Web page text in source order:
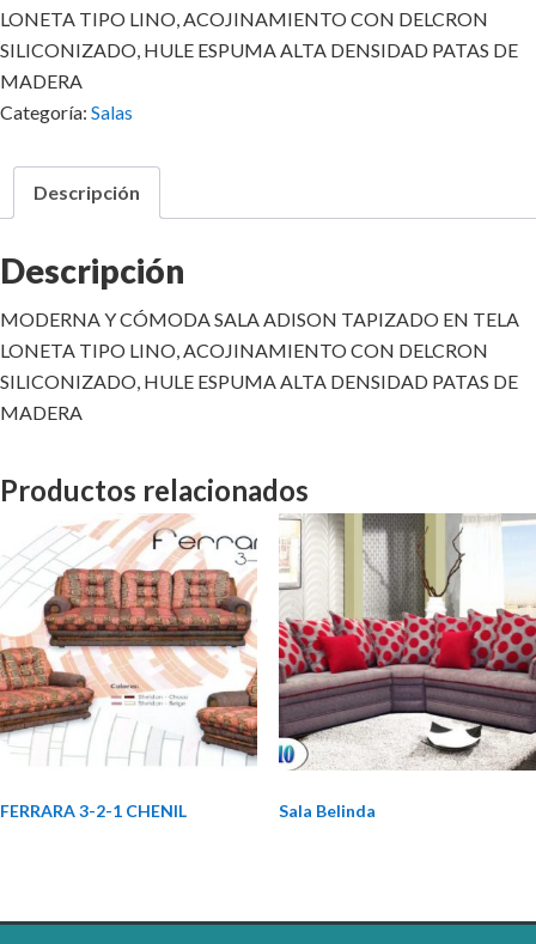
LONETA TIPO LINO, ACOJINAMIENTO CON DELCRON
SILICONIZADO, HULE ESPUMA ALTA DENSIDAD PATAS DE
MADERA
Categoría: Salas
Descripción
Descripción
MODERNA Y CÓMODA SALA ADISON TAPIZADO EN TELA
LONETA TIPO LINO, ACOJINAMIENTO CON DELCRON
SILICONIZADO, HULE ESPUMA ALTA DENSIDAD PATAS DE
MADERA
Productos relacionados
FERRARA 3-2-1 CHENIL Sala Belinda